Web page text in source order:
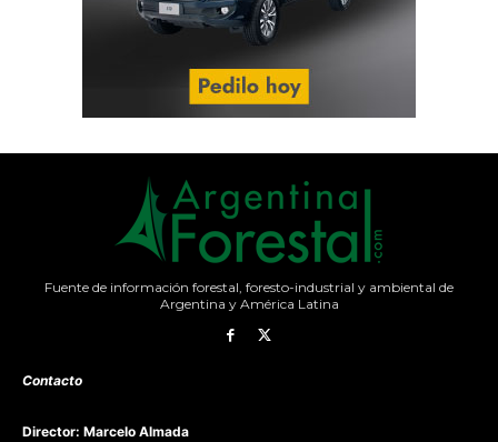
Fuente de información forestal, foresto-industrial y ambiental de
Argentina y América Latina
Contacto
Director: Marcelo Almada